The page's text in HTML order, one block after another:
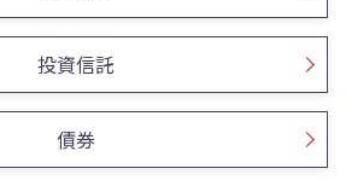
投資信託
債券